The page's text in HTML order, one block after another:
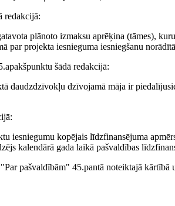
redakcijā:
plānoto izmaksu aprēķina (tāmes),
par projekta iesnieguma iesniegšanu
šādā redakcijā:
daudzdzīvokļu dzīvojamā māja ir
iesniegumu kopējais līdzfinansējuma
kalendārā gada laikā pašvaldības
pašvaldībām" 45.pantā noteiktajā kārtībā